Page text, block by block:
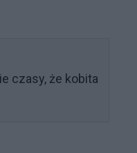
czasy, że kobita